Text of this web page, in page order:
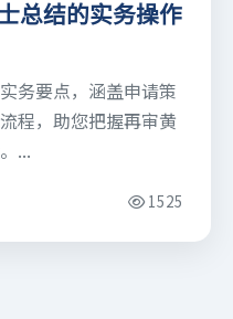
总结的实务操作
务要点，涵盖申请策
程，助您把握再审黄
...
1525